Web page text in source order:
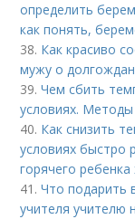
определить
как понять,
38. Как красиво
мужу о
39.Чем сбить
условиях.
40. Как снизить
условиях быстро
горячего
41.Что подарить
учителя учителю